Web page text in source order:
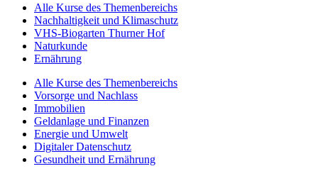
Alle Kurse des Themenbereichs
Nachhaltigkeit und Klimaschutz
VHS-Biogarten Thurner Hof
Naturkunde
Ernährung
Alle Kurse des Themenbereichs
Vorsorge und Nachlass
Immobilien
Geldanlage und Finanzen
Energie und Umwelt
Digitaler Datenschutz
Gesundheit und Ernährung